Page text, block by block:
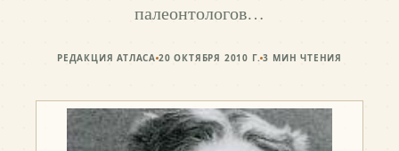
палеонтологов…
РЕДАКЦИЯ АТЛАСА 20 ОКТЯБРЯ 2010 Г. 3 МИН ЧТЕНИЯ